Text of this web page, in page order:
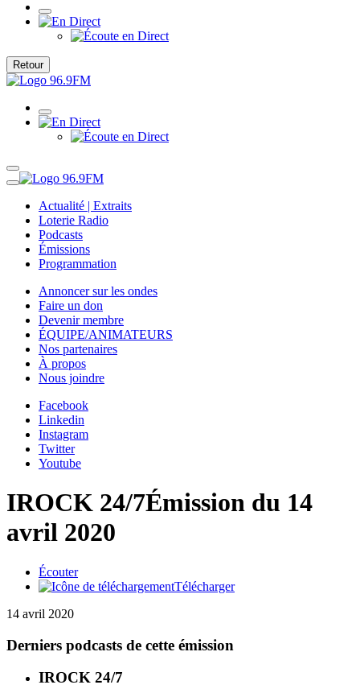
Retour
Actualité | Extraits
Loterie Radio
Podcasts
Émissions
Programmation
Annoncer sur les ondes
Faire un don
Devenir membre
ÉQUIPE/ANIMATEURS
Nos partenaires
À propos
Nous joindre
Facebook
Linkedin
Instagram
Twitter
Youtube
IROCK 24/7Émission du 14
avril 2020
Écouter
Télécharger
14 avril 2020
Derniers podcasts de cette émission
IROCK 24/7